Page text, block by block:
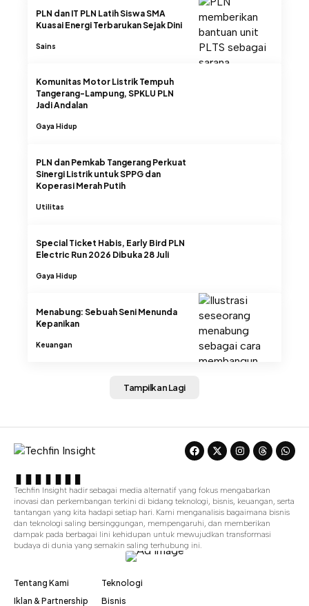
PLN dan IT PLN Latih Siswa SMA
Kuasai Energi Terbarukan Sejak Dini
Sains
Komunitas Motor Listrik Tempuh
Tangerang-Lampung, SPKLU PLN
Jadi Andalan
Gaya Hidup
PLN dan Pemkab Tangerang Perkuat
Sinergi Listrik untuk SPPG dan
Koperasi Merah Putih
Utilitas
Special Ticket Habis, Early Bird PLN
Electric Run 2026 Dibuka 28 Juli
Gaya Hidup
Menabung: Sebuah Seni Menunda
Kepanikan
Keuangan
Tampilkan Lagi
Techfin Insight hadir sebagai media alternatif yang fokus mengabarkan
inovasi dan perkembangan terkini di bidang teknologi, bisnis, keuangan, serta
tantangan yang kita hadapi setiap hari. Kami menganalisis bagaimana bisnis
dan teknologi saling bersinggungan, mempengaruhi, dan memberikan
dampak pada berbagai lini kehidupan untuk mewujudkan transformasi
budaya di dunia yang semakin saling terhubung ini.
Tentang Kami
Iklan & Partnership
Teknologi
Bisnis